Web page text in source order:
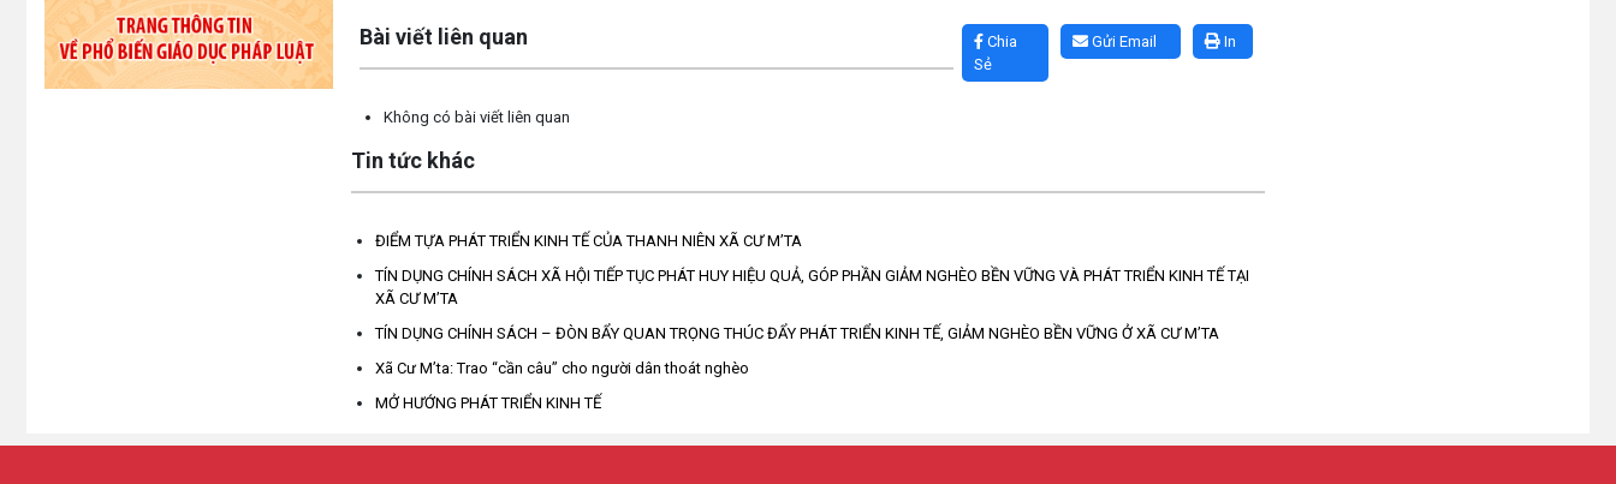
In
Gửi Email
Chia
Sẻ
Bài viết liên quan
Không có bài viết liên quan
Tin tức khác
ĐIỂM TỰA PHÁT TRIỂN KINH TẾ CỦA THANH NIÊN XÃ CƯ M’TA
TÍN DỤNG CHÍNH SÁCH XÃ HỘI TIẾP TỤC PHÁT HUY HIỆU QUẢ, GÓP PHẦN GIẢM NGHÈO BỀN VỮNG VÀ PHÁT TRIỂN KINH TẾ TẠI
XÃ CƯ M’TA
TÍN DỤNG CHÍNH SÁCH – ĐÒN BẨY QUAN TRỌNG THÚC ĐẨY PHÁT TRIỂN KINH TẾ, GIẢM NGHÈO BỀN VỮNG Ở XÃ CƯ M’TA
Xã Cư M’ta: Trao “cần câu” cho người dân thoát nghèo
MỞ HƯỚNG PHÁT TRIỂN KINH TẾ